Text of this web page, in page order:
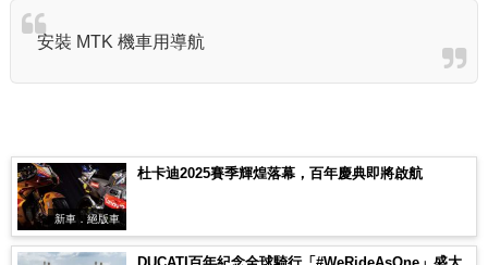
安裝 MTK 機車用導航
新車．絕版車
杜卡迪2025賽季輝煌落幕，百年慶典即將啟航